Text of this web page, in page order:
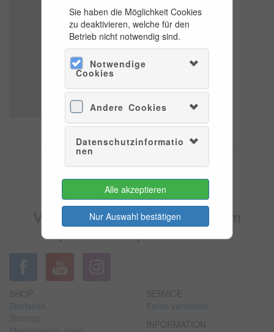
Sie haben die Möglichkeit Cookies
zu deaktivieren, welche für den
Betrieb nicht notwendig sind.
Notwendige
Cookies
Andere Cookies
Datenschutzinformatio
nen
Alle akzeptieren
Nur Auswahl bestätigen
Es konnten leider keine Tarife
gefunden werden.
Versuchen Sie es bitte zu einem
späteren Zeitpunkt wieder.
SHOP
Startseite
Sitemap
SERVICE
Konto verwalten
INFORMATION